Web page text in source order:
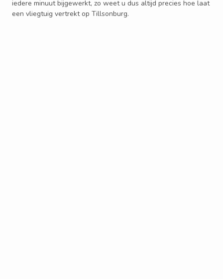
iedere minuut bijgewerkt, zo weet u dus altijd precies hoe laat
een vliegtuig vertrekt op Tillsonburg.